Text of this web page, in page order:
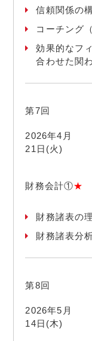
信頼関係の
コーチング
効果的なフ
合わせた関
第7回
2026年4月
21日(火)
財務会計①★
財務諸表の
財務諸表分
第8回
2026年5月
14日(木)